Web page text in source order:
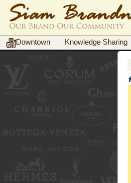
Downtown Knowledge Sharing